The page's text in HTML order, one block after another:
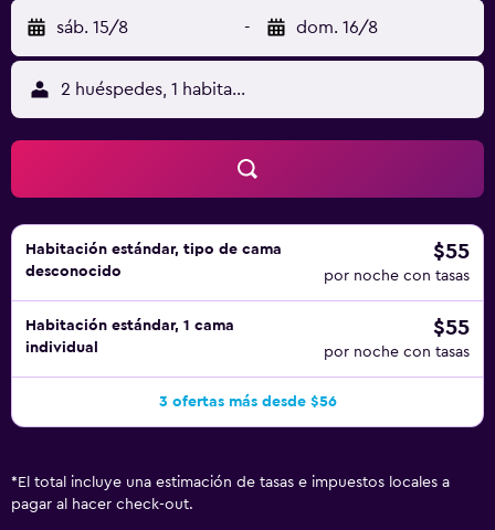
dispositivos)). Entre las comodidades especialmente
pensadas para las personas en viaje de negocios se
incluyen escritorio, impresoras y teléfono. Las
habitaciones también incluyen botella de agua gratuita y
tabla de planchar con plancha. Se ofrece servicio de
limpieza todos los días. En el alojamiento hay piscina
cubierta y piscina infantil. Otros servicios de ocio y
esparcimiento incluyen centro de bienestar. Se pueden
practicar las actividades de ocio y esparcimiento que se
indican más abajo en las instalaciones o cerca del
alojamiento (es posible que se aplique un recargo).
sáb. 15/8 - dom. 16/8
2 huéspedes, 1 habitación
Habitación estándar, tipo de cama
desconocido
$55
por noche con tasas
Habitación estándar, 1 cama
individual
$55
por noche con tasas
3 ofertas más desde $56
* El total incluye una estimación de tasas e impuestos locales a
pagar al hacer check-out.